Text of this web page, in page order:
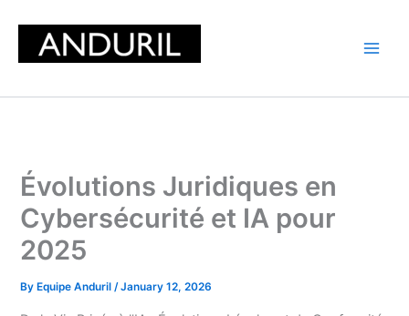
content
Évolutions Juridiques en
Cybersécurité et IA pour
2025
By Equipe Anduril/January 12, 2026